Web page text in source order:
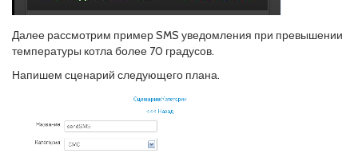
Далее рассмотрим пример SMS уведомления при превышении
температуры котла более 70 градусов.
Напишем сценарий следующего плана.